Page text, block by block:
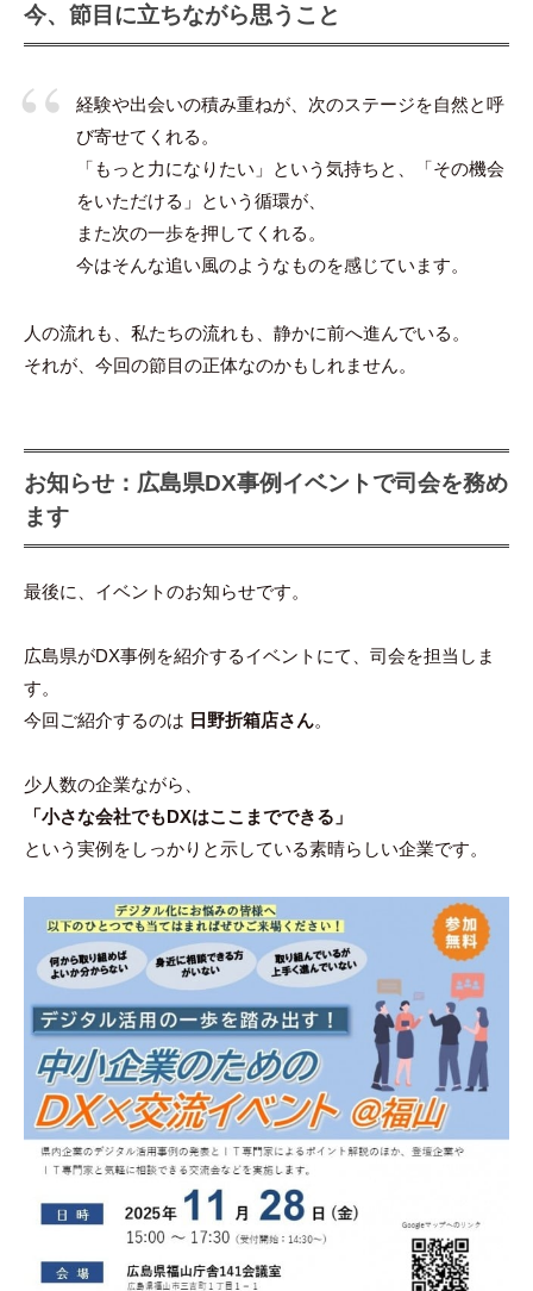
今、節目に立ちながら思うこと
経験や出会いの積み重ねが、次のステージを自然と呼
び寄せてくれる。
「もっと力になりたい」という気持ちと、「その機会
をいただける」という循環が、
また次の一歩を押してくれる。
今はそんな追い風のようなものを感じています。
人の流れも、私たちの流れも、静かに前へ進んでいる。
それが、今回の節目の正体なのかもしれません。
お知らせ：広島県DX事例イベントで司会を務め
ます
最後に、イベントのお知らせです。
広島県がDX事例を紹介するイベントにて、司会を担当しま
す。
今回ご紹介するのは 日野折箱店さん。
少人数の企業ながら、
「小さな会社でもDXはここまでできる」
という実例をしっかりと示している素晴らしい企業です。